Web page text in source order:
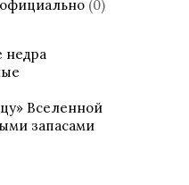
(0)
недра
Вселенной
запасами